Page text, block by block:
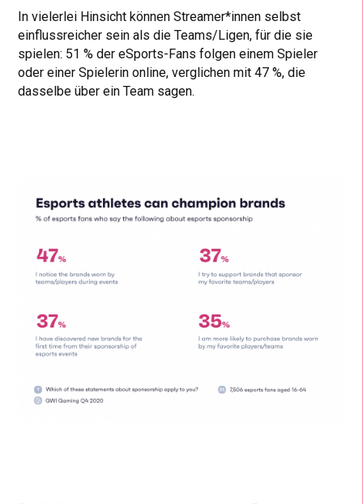
In vielerlei Hinsicht können Streamer*innen selbst
einflussreicher sein als die Teams/Ligen, für die sie
spielen: 51 % der eSports-Fans folgen einem Spieler
oder einer Spielerin online, verglichen mit 47 %, die
dasselbe über ein Team sagen.